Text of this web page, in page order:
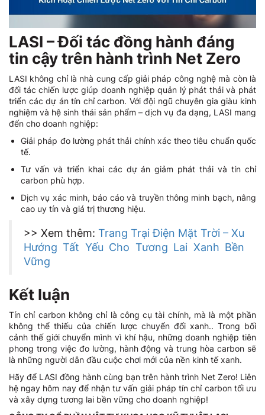
LASI – Đối tác đồng hành đáng
tin cậy trên hành trình Net Zero
LASI không chỉ là nhà cung cấp giải pháp công nghệ mà còn là
đối tác chiến lược giúp doanh nghiệp quản lý phát thải và phát
triển các dự án tín chỉ carbon. Với đội ngũ chuyên gia giàu kinh
nghiệm và hệ sinh thái sản phẩm – dịch vụ đa dạng, LASI mang
đến cho doanh nghiệp:
Giải pháp đo lường phát thải chính xác theo tiêu chuẩn quốc
tế.
Tư vấn và triển khai các dự án giảm phát thải và tín chỉ
carbon phù hợp.
Dịch vụ xác minh, báo cáo và truyền thông minh bạch, nâng
cao uy tín và giá trị thương hiệu.
>> Xem thêm: Trang Trại Điện Mặt Trời – Xu
Hướng Tất Yếu Cho Tương Lai Xanh Bền
Vững
Kết luận
Tín chỉ carbon không chỉ là công cụ tài chính, mà là một phần
không thể thiếu của chiến lược chuyển đổi xanh.. Trong bối
cảnh thế giới chuyển mình vì khí hậu, những doanh nghiệp tiên
phong trong việc đo lường, hành động và trung hòa carbon sẽ
là những người dẫn đầu cuộc chơi mới của nền kinh tế xanh.
Hãy để LASI đồng hành cùng bạn trên hành trình Net Zero! Liên
hệ ngay hôm nay để nhận tư vấn giải pháp tín chỉ carbon tối ưu
và xây dựng tương lai bền vững cho doanh nghiệp!